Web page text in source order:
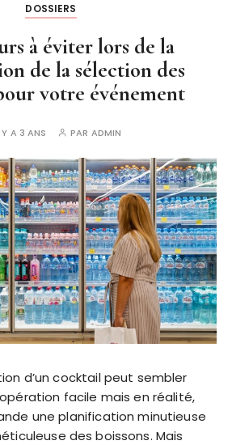
DOSSIERS
à éviter lors de la
de la sélection des
votre événement
Y A 3 ANS PAR ADMIN
d’un cocktail peut sembler
facile mais en réalité,
une planification minutieuse
des boissons. Mais